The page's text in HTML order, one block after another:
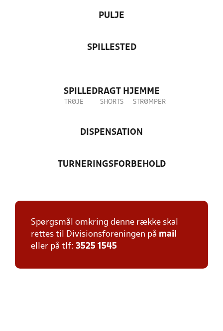
PULJE
SPILLESTED
SPILLEDRAGT HJEMME
TRØJE SHORTS STRØMPER
DISPENSATION
TURNERINGSFORBEHOLD
Spørgsmål omkring denne række skal
rettes til Divisionsforeningen på mail
eller på tlf: 3525 1545